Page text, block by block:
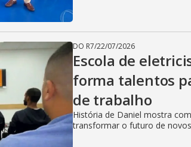
DO R7/22/07/2026
Escola de
forma talentos
de trabalho
História de Daniel mostra
transformar o futuro de